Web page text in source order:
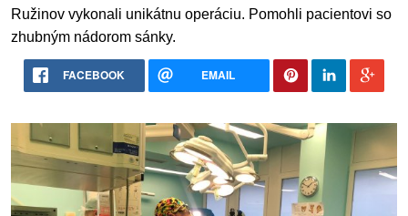
Ružinov vykonali unikátnu operáciu. Pomohli pacientovi so
zhubným nádorom sánky.
FACEBOOK EMAIL